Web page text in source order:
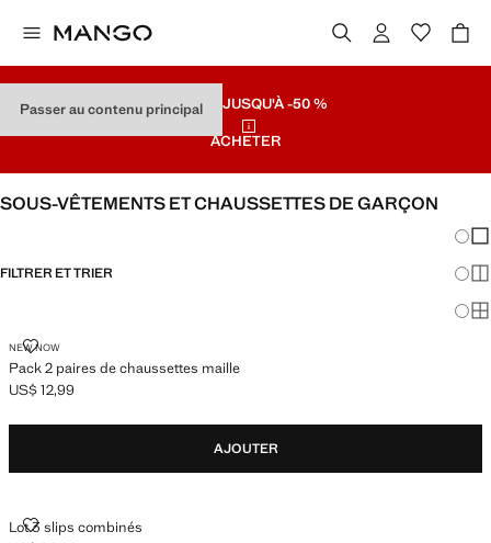
Passer au contenu principal
SOLDES JUSQU'À -50 %
ACHETER
SOUS-VÊTEMENTS ET CHAUSSETTES DE GARÇON
FILTRER ET TRIER
NEW NOW
Pack 2 paires de chaussettes maille
PACK 2 PAIRES DE CHAUSSETTES MAILLE
Prix actuel [US$ 12,99 ]
US$ 12,99
AJOUTER
Lot 3 slips combinés
LOT 3 SLIPS COMBINÉS